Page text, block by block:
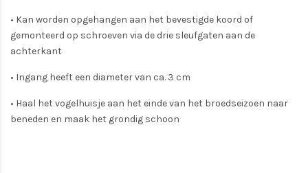
• Kan worden opgehangen aan het bevestigde koord of
gemonteerd op schroeven via de drie sleufgaten aan de
achterkant
• Ingang heeft een diameter van ca. 3 cm
• Haal het vogelhuisje aan het einde van het broedseizoen naar
beneden en maak het grondig schoon